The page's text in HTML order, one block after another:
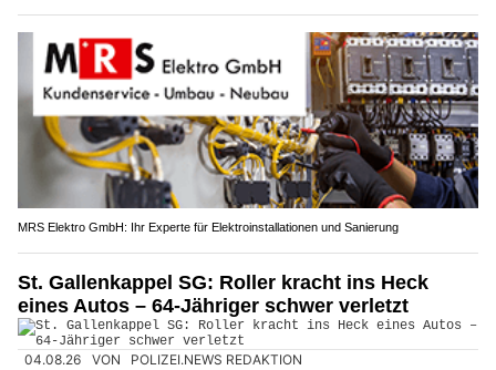
MRS Elektro GmbH: Ihr Experte für Elektroinstallationen und Sanierung
St. Gallenkappel SG: Roller kracht ins Heck
eines Autos – 64-Jähriger schwer verletzt
04.08.26 VON POLIZEI.NEWS REDAKTION